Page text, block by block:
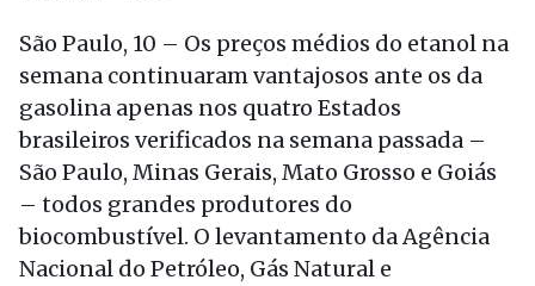
São Paulo, 10 – Os preços médios do etanol na
semana continuaram vantajosos ante os da
gasolina apenas nos quatro Estados
brasileiros verificados na semana passada –
São Paulo, Minas Gerais, Mato Grosso e Goiás
– todos grandes produtores do
biocombustível. O levantamento da Agência
Nacional do Petróleo, Gás Natural e